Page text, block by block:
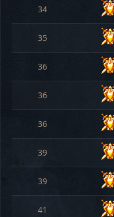
34
35
36
36
36
39
39
41